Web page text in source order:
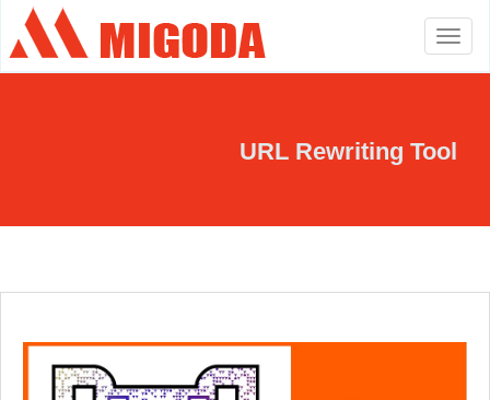
Toggle
navigation
URL Rewriting Tool